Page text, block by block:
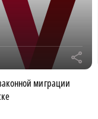
r
миграции